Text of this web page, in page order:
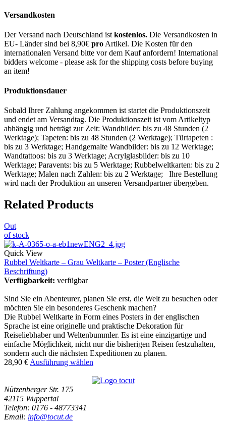
Versandkosten
Der Versand nach Deutschland ist kostenlos. Die Versandkosten in
EU- Länder sind bei 8,90€ pro Artikel. Die Kosten für den
internationalen Versand bitte vor dem Kauf anfordern! International
bidders welcome - please ask for the shipping costs before buying
an item!
Produktionsdauer
Sobald Ihrer Zahlung angekommen ist startet die Produktionszeit
und endet am Versandtag. Die Produktionszeit ist vom Artikeltyp
abhängig und beträgt zur Zeit: Wandbilder: bis zu 48 Stunden (2
Werktage); Tapeten: bis zu 48 Stunden (2 Werktage); Türtapeten :
bis zu 3 Werktage; Handgemalte Wandbilder: bis zu 12 Werktage;
Wandtattoos: bis zu 3 Werktage; Acrylglasbilder: bis zu 10
Werktage; Paravents: bis zu 5 Werktage; Rubbelweltkarten: bis zu 2
Werktage; Malen nach Zahlen: bis zu 2 Werktage; Ihre Bestellung
wird nach der Produktion an unseren Versandpartner übergeben.
Related Products
Out
of stock
Quick View
Rubbel Weltkarte – Grau Weltkarte – Poster (Englische
Beschriftung)
Verfügbarkeit: verfügbar
Sind Sie ein Abenteurer, planen Sie erst, die Welt zu besuchen oder
möchten Sie ein besonderes Geschenk machen?
Die Rubbel Weltkarte in Form eines Posters in der englischen
Sprache ist eine originelle und praktische Dekoration für
Reiseliebhaber und Weltenbummler. Es ist eine einzigartige und
einfache Möglichkeit, nicht nur die bisherigen Reisen festzuhalten,
sondern auch die nächsten Expeditionen zu planen.
28,90 € Ausführung wählen
Nützenberger Str. 175
42115 Wuppertal
Telefon: 0176 - 48773341
Email: info@tocut.de